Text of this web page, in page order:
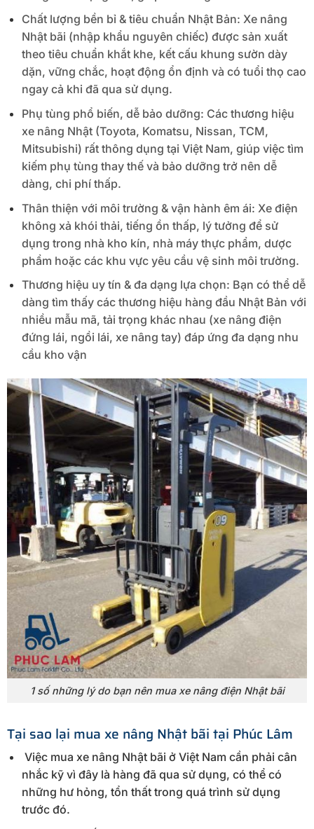
Chất lượng bền bỉ & tiêu chuẩn Nhật Bản: Xe nâng
Nhật bãi (nhập khẩu nguyên chiếc) được sản xuất
theo tiêu chuẩn khắt khe, kết cấu khung sườn dày
dặn, vững chắc, hoạt động ổn định và có tuổi thọ cao
ngay cả khi đã qua sử dụng.
Phụ tùng phổ biến, dễ bảo dưỡng: Các thương hiệu
xe nâng Nhật (Toyota, Komatsu, Nissan, TCM,
Mitsubishi) rất thông dụng tại Việt Nam, giúp việc tìm
kiếm phụ tùng thay thế và bảo dưỡng trở nên dễ
dàng, chi phí thấp.
Thân thiện với môi trường & vận hành êm ái: Xe điện
không xả khói thải, tiếng ồn thấp, lý tưởng để sử
dụng trong nhà kho kín, nhà máy thực phẩm, dược
phẩm hoặc các khu vực yêu cầu vệ sinh môi trường.
Thương hiệu uy tín & đa dạng lựa chọn: Bạn có thể dễ
dàng tìm thấy các thương hiệu hàng đầu Nhật Bản với
nhiều mẫu mã, tải trọng khác nhau (xe nâng điện
đứng lái, ngồi lái, xe nâng tay) đáp ứng đa dạng nhu
cầu kho vận
1 số những lý do bạn nên mua xe nâng điện Nhật bãi
Tại sao lại mua xe nâng Nhật bãi tại Phúc Lâm
Việc mua xe nâng Nhật bãi ở Việt Nam cần phải cân
nhắc kỹ vì đây là hàng đã qua sử dụng, có thể có
những hư hỏng, tổn thất trong quá trình sử dụng
trước đó.